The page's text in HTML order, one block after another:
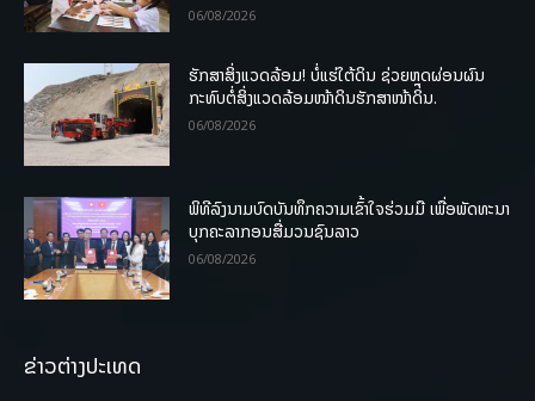
06/08/2026
ຮັກສາສິ່ງແວດລ້ອມ! ບໍ່ແຮ່ໃຕ້ດິນ ຊ່ວຍຫຼຸດຜ່ອນຜົນ
ກະທົບຕໍ່ສິ່ງແວດລ້ອມໜ້າດິນຮັກສາໜ້າດິນ.
06/08/2026
ພິທີລົງນາມບົດບັນທຶກຄວາມເຂົ້າໃຈຮ່ວມມື ເພື່ອພັດທະນາ
ບຸກຄະລາກອນສື່ມວນຊົນລາວ
06/08/2026
ຂ່າວຕ່າງປະເທດ